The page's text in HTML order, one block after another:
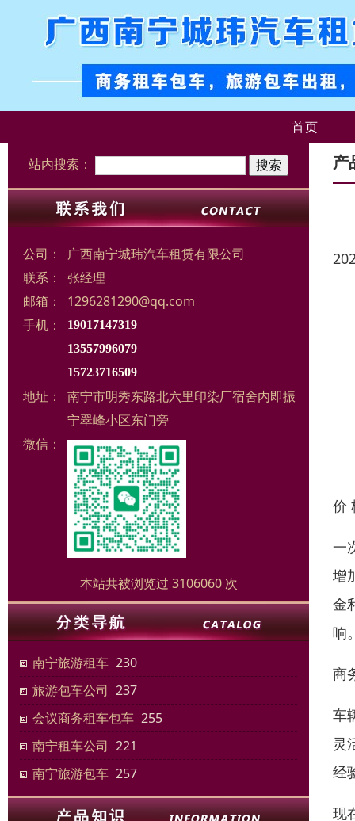
首页
站内搜索：
公司：
广西南宁城玮汽车租赁有限公司
联系：
张经理
邮箱：
1296281290@qq.com
手机：
19017147319
13557996079
15723716509
地址：
南宁市明秀东路北六里印染厂宿舍内即振
宁翠峰小区东门旁
微信：
本站共被浏览过 3106060 次
南宁旅游租车 230
旅游包车公司 237
会议商务租车包车 255
南宁租车公司 221
南宁旅游包车 257
产
价
一
增
金
响
商
车
灵
经
现